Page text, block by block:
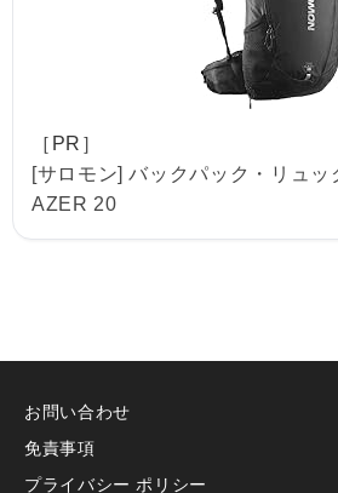
［PR］
[サロモン] バックパック・リュ
AZER 20
お問い合わせ
免責事項
プライバシー ポリシー